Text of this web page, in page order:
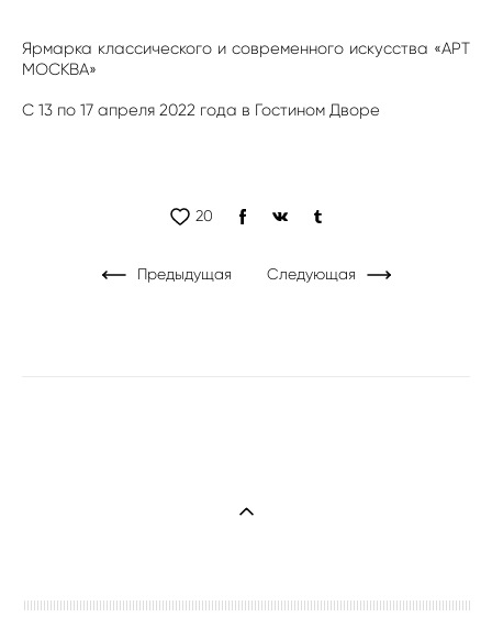
Ярмарка классического и современного искусства «АРТ
МОСКВА»
С 13 по 17 апреля 2022 года в Гостином Дворе
20
Предыдущая Следующая